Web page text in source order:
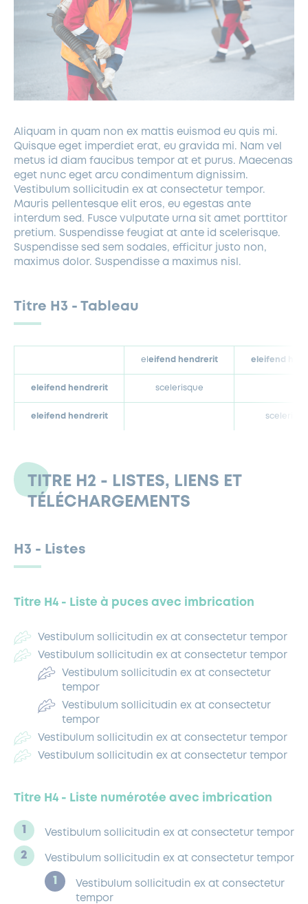
Aliquam in quam non ex mattis euismod eu quis mi.
Quisque eget imperdiet erat, eu gravida mi. Nam vel
metus id diam faucibus tempor at et purus. Maecenas
eget nunc eget arcu condimentum dignissim.
Vestibulum sollicitudin ex at consectetur tempor.
Mauris pellentesque elit eros, eu egestas ante
interdum sed. Fusce vulputate urna sit amet porttitor
pretium. Suspendisse feugiat at ante id scelerisque.
Suspendisse sed sem sodales, efficitur justo non,
maximus dolor. Suspendisse a maximus nisl.
Titre H3 - Tableau
el eifend hendrerit eleifend
eleifend hendrerit scelerisque
eleifend hendrerit
TITRE H2 - LISTES, LIENS ET
TÉLÉCHARGEMENTS
H3 - Listes
Titre H4 - Liste à puces avec imbrication
Vestibulum sollicitudin ex at consectetur tempor
Vestibulum sollicitudin ex at consectetur tempor
Vestibulum sollicitudin ex at consectetur
tempor
Vestibulum sollicitudin ex at consectetur
tempor
Vestibulum sollicitudin ex at consectetur tempor
Vestibulum sollicitudin ex at consectetur tempor
Titre H4 - Liste numérotée avec imbrication
Vestibulum sollicitudin ex at consectetur tempor
Vestibulum sollicitudin ex at consectetur tempor
Vestibulum sollicitudin ex at consectetur
tempor